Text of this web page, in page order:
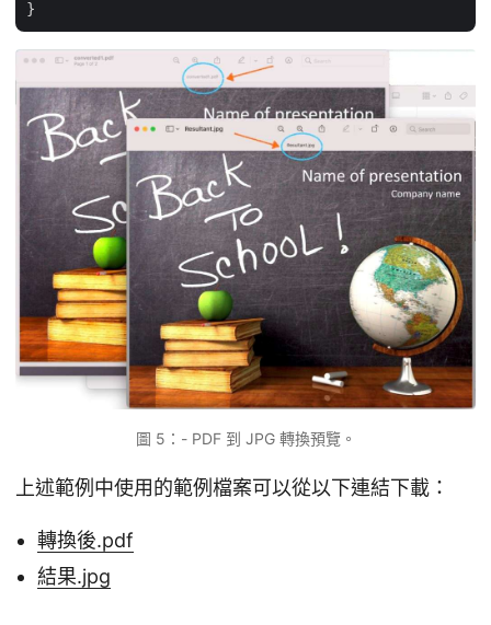
圖 5：- PDF 到 JPG 轉換預覽。
上述範例中使用的範例檔案可以從以下連結下載：
轉換後.pdf
結果.jpg